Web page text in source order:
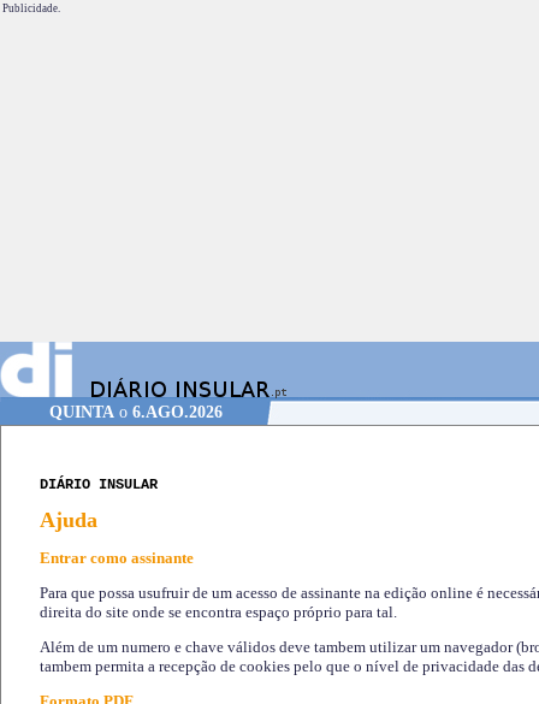
Publicidade.
QUINTAo 6.AGO.2026
DIÁRIO INSULAR
Ajuda
Entrar como assinante
Para que possa usufruir de um acesso de assinante na edição online é
direita do site onde se encontra espaço próprio para tal.
Além de um numero e chave válidos deve tambem utilizar um navegador
tambem permita a recepção de cookies pelo que o nível de privacidade das